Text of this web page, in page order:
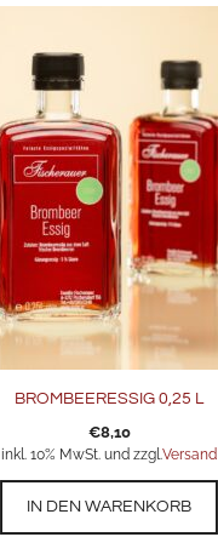
BROMBEERESSIG 0,25 L
€8,10
inkl. 10% MwSt. und zzgl.Versand
IN DEN WARENKORB